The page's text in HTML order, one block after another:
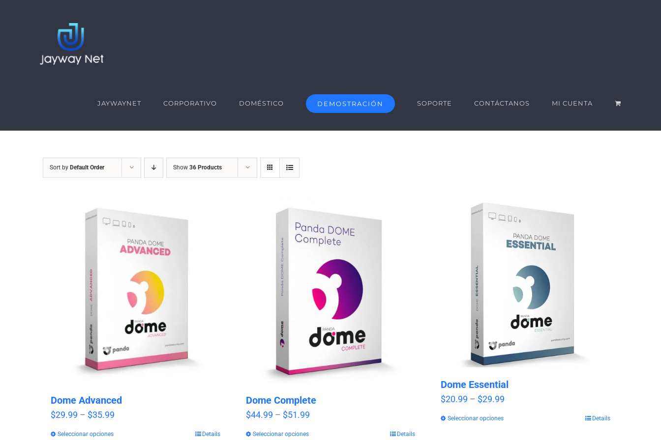
JAYWAYNET CORPORATIVO DOMÉSTICO DEMOSTRACIÓN SOPORTE CONTÁCTANOS MI CUENTA
Sort by Default Order Show 36 Products
Dome Advanced
$29.99 – $35.99
Seleccionar opciones Details
Dome Complete
$44.99 – $51.99Price
Seleccionar opciones Details
Dome Essential
$20.99 – $29.99
Seleccionar opciones Details